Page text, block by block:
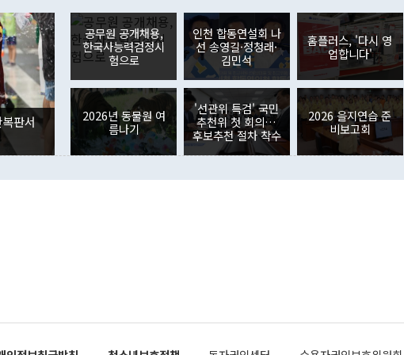
이 9월 러시아 블라디보스토크에서 열리는 '동방경제포럼(EEF)'을 언급하
며 "정부 차원에서 (참석을) 검토하고 있다"고 발언한 데 대해서도 조 장관
은 "그것은 외교부의 몫"이라며 "아직 거기까지 진도가 나가지 않았다"고
잘랐다. 정 장관이 이날 소개한 대북 구상과 설명은 정부 내 조율을 거치지
않았다는 점에서 문제가 있다. 특히 주적 표현 대체와 국호 사용, 9·19 군
사합의 복원, 4자회담 추진 등은 통일부 장관이 결정할 사안이 아니어서 월
권이라는 지적이 나오고 있다. 이 대통령은 정 장관의 업무보고를 듣고 난
뒤 "여기 업무보고에 발표했다고 승인난 건 아니다"라고 재차 확인했다. 정
부의 한 소식통은 "정 장관의 발언 내용은 대부분 국가안전보장회의(NSC)
를 거쳐 결정된 사안이 아닌 정 장관의 개인적 생각에 가깝다"며 "안보 관
련 부처 장관이 정부의 공식 정책이 아닌 사안을 추진하겠다고 업무보고를
하고 대통령의 면전에서 '국군통수권자가 나서야 한다'고 주장한 것은 심각
이나 미국은 북한에 선비핵화를 공식적으로 요구한 적이 없기 때문이다. 지
였던 올해 3월(369억9000만달러)을 넘어선 것이다. 직접투자에서는 내국
인의 해외투자가 80억1000만달러, 외국인의 국내투자가 46억3000만달러
각각 증가했다. 증권투자에서는 외국인의 국내 주식 매도세가 이어졌다. 외
국인의 국내 주식 투자는 차익실현 매도 등의 영향으로 316억1000만달러
감소하며 전월(-310억5000만달러)에 이어 역대 최대 순매도 기록을 다시
경신했다. 외국인의 국내 채권투자는 세계국채지수(WGBI) 자금 유입에도
분기 말 만기도래 영향으로 증가 폭이 줄어든 52억9000만달러를 기록했
다. 내국인의 해외 증권투자는 주식을 중심으로 35억6000만달러 증가했
다. eoyn2@newspim.com
판서
공무원 공개채용,
한국사능력검정시
험으로
인천 합동연설회 나
선 송영길·정청래·
김민석
홈플러스, '다시 영
업합니다'
2026년 동물원 여
름나기
'선관위 특검' 국민
추천위 첫 회의…
후보추천 절차 착수
2026 을지연습 준
비보고회